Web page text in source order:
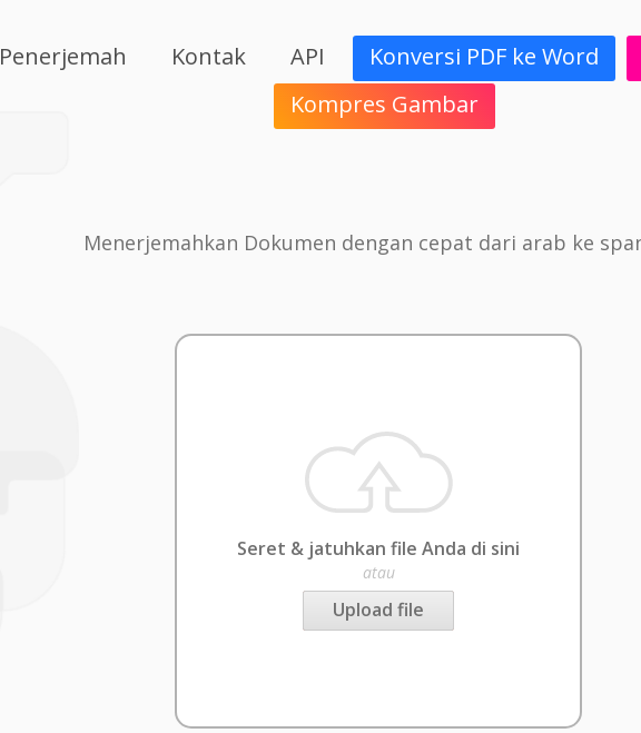
Penerjemah Kontak API Konversi PDF ke Word
Kompres Gambar
Menerjemahkan Dokumen dengan cepat dari arab ke
Seret & jatuhkan file Anda di sini
atau
Upload file